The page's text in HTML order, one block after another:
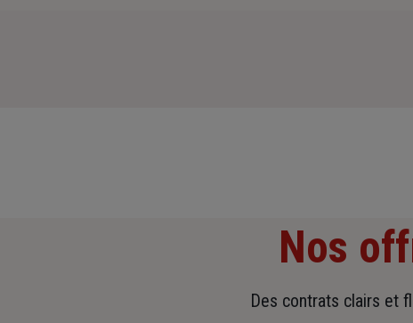
Nos
Des contrats clairs et